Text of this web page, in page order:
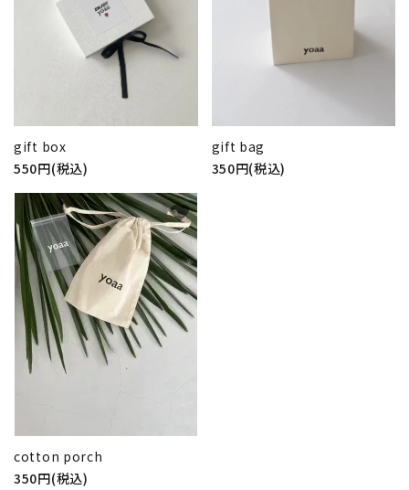
gift box
550円(税込)
gift bag
350円(税込)
cotton porch
350円(税込)
favorite
キーワード